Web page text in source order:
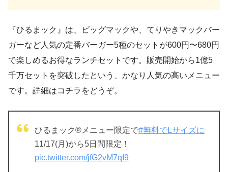
『ひるまック』は、ビッグマックや、てりやきマックバー
ガーなど人気の定番バーガー5種のセットが600円〜680円
で楽しめるお得なランチセットです。販売開始から1億5
千万セットを突破したという、かなり人気の高いメニュー
です。詳細はコチラをどうぞ。
ひるまック®メニュー限定で#無料でLサイズに
11/17(月)から5日間限定！
pic.twitter.com/jfG2vM7qI9